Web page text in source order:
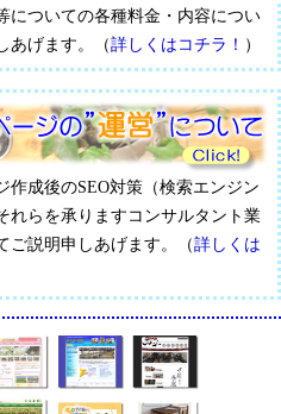
についての各種料金・内容につい
あげます。（詳しくはコチラ！ ）
作成後のSEO対策（検索エンジン
れらを承りますコンサルタント業
ご説明申しあげます。（詳しくは